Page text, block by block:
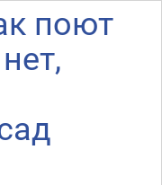
поют